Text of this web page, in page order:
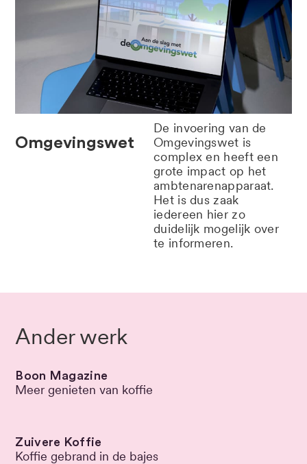
Omgevingswet
De invoering van de
Omgevingswet is
complex en heeft een
grote impact op het
ambtenarenapparaat.
Het is dus zaak
iedereen hier zo
duidelijk mogelijk over
te informeren.
Ander werk
Boon Magazine
Meer genieten van koffie
Zuivere Koffie
Koffie gebrand in de bajes